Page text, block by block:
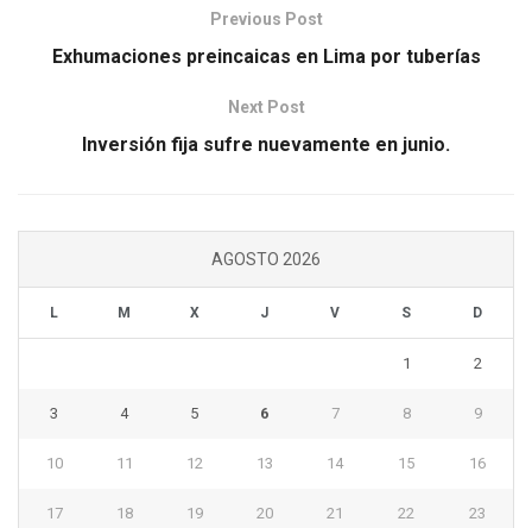
Previous Post
Exhumaciones preincaicas en Lima por tuberías
Next Post
Inversión fija sufre nuevamente en junio.
AGOSTO 2026
L M X J V S D
1 2
3 4 5 6 7 8 9
10 11 12 13 14 15 16
17 18 19 20 21 22 23